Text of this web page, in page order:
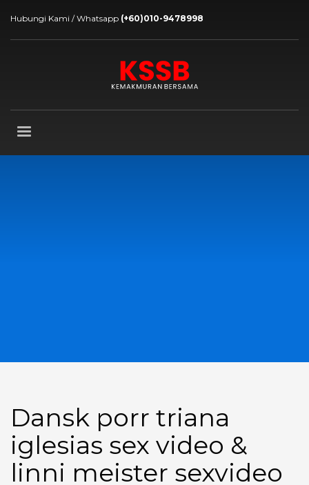
Hubungi Kami / Whatsapp (+60)010-9478998
Dansk porr triana
iglesias sex video &
linni meister sexvideo